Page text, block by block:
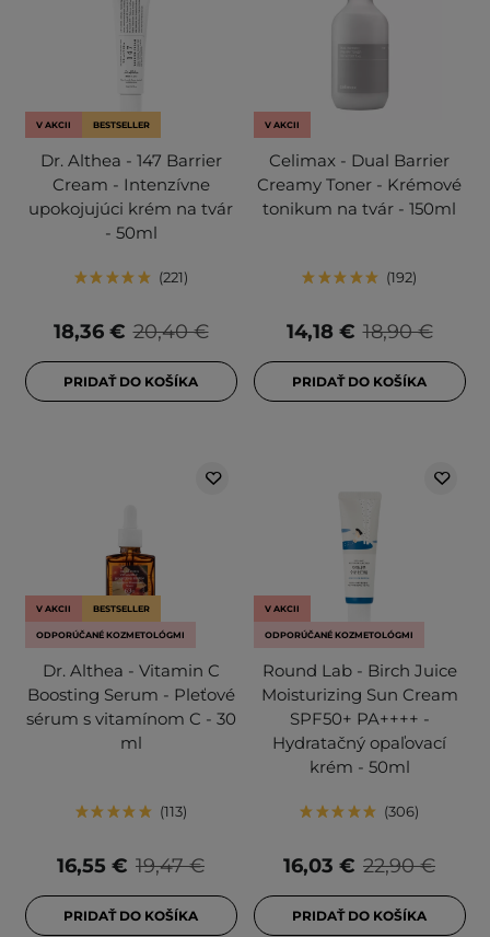
V AKCII BESTSELLER
Dr. Althea - 147 Barrier
Cream - Intenzívne
upokojujúci krém na tvár
- 50ml
221
20,40 €
18,36 €
PRIDAŤ DO KOŠÍKA
V AKCII
Celimax - Dual Barrier
Creamy Toner - Krémové
tonikum na tvár - 150ml
192
18,90 €
14,18 €
PRIDAŤ DO KOŠÍKA
V AKCII BESTSELLER
ODPORÚČANÉ KOZMETOLÓGMI
Dr. Althea - Vitamin C
Boosting Serum - Pleťové
sérum s vitamínom C - 30
ml
113
19,47 €
16,55 €
PRIDAŤ DO KOŠÍKA
V AKCII
ODPORÚČANÉ KOZMETOLÓGMI
Round Lab - Birch Juice
Moisturizing Sun Cream
SPF50+ PA++++ -
Hydratačný opaľovací
krém - 50ml
306
22,90 €
16,03 €
PRIDAŤ DO KOŠÍKA